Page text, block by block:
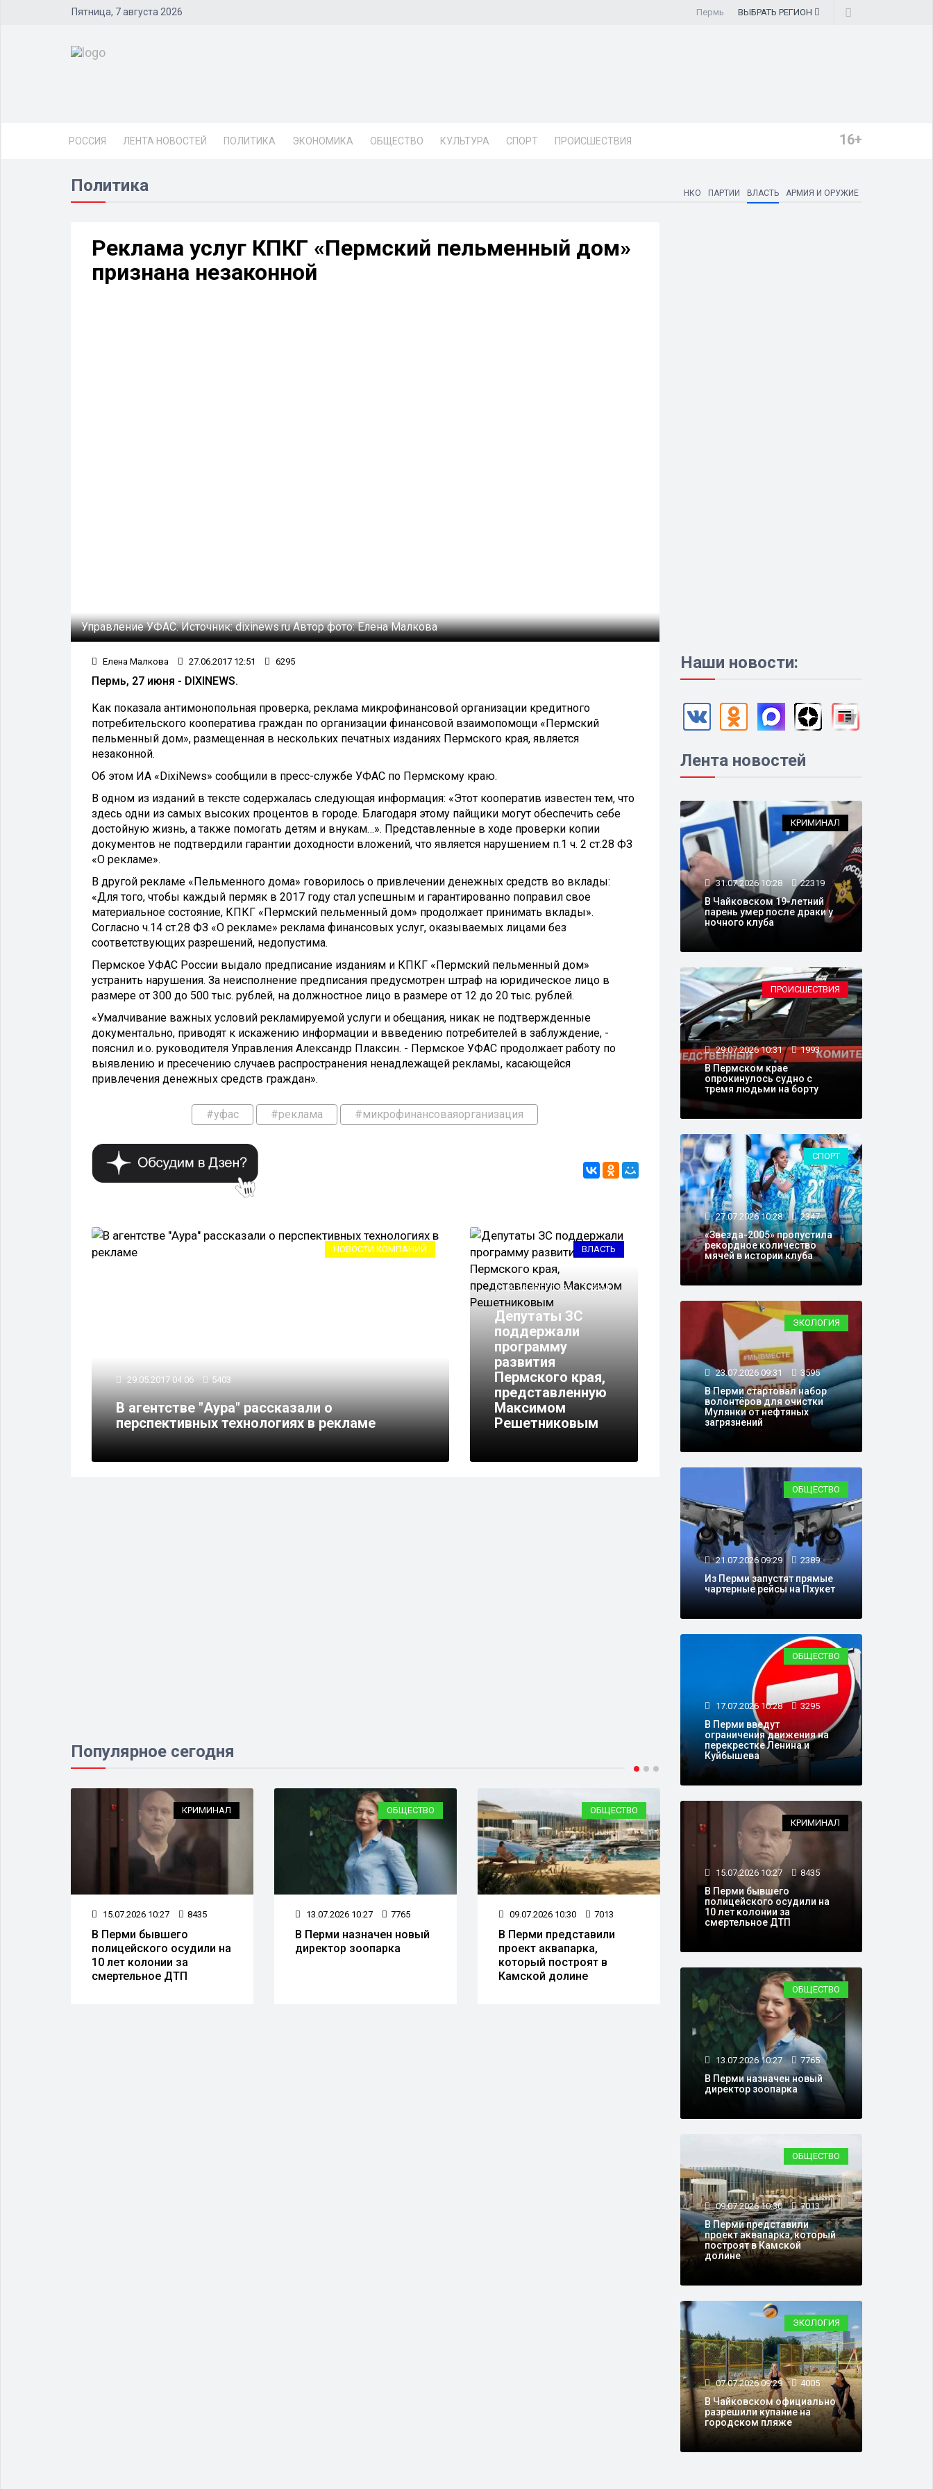
Пятница, 7 августа 2026 Пермь ВЫБРАТЬ РЕГИОН
РОССИЯ ЛЕНТА НОВОСТЕЙ ПОЛИТИКА ЭКОНОМИКА ОБЩЕСТВО КУЛЬТУРА СПОРТ ПРОИСШЕСТВИЯ 16+
Политика НКО ПАРТИИ ВЛАСТЬ АРМИЯ И ОРУЖИЕ
Реклама услуг КПКГ «Пермский пельменный дом»
признана незаконной
Управление УФАС.Источник:dixinews.ruАвтор фото:Елена Малкова
Елена Малкова 27.06.2017 12:51 6295
Пермь, 27 июня - DIXINEWS.
Как показала антимонопольная проверка, реклама микрофинансовой организации кредитного
потребительского кооператива граждан по организации финансовой взаимопомощи «Пермский
пельменный дом», размещенная в нескольких печатных изданиях Пермского края, является
незаконной.
Об этом ИА «DixiNews» сообщили в пресс-службе УФАС по Пермскому краю.
В одном из изданий в тексте содержалась следующая информация: «Этот кооператив известен тем, что
здесь одни из самых высоких процентов в городе. Благодаря этому пайщики могут обеспечить себе
достойную жизнь, а также помогать детям и внукам…». Представленные в ходе проверки копии
документов не подтвердили гарантии доходности вложений, что является нарушением п.1 ч. 2 ст.28 ФЗ
«О рекламе».
В другой рекламе «Пельменного дома» говорилось о привлечении денежных средств во вклады:
«Для того, чтобы каждый пермяк в 2017 году стал успешным и гарантированно поправил свое
материальное состояние, КПКГ «Пермский пельменный дом» продолжает принимать вклады».
Согласно ч.14 ст.28 ФЗ «О рекламе» реклама финансовых услуг, оказываемых лицами без
соответствующих разрешений, недопустима.
Пермское УФАС России выдало предписание изданиям и КПКГ «Пермский пельменный дом»
устранить нарушения. За неисполнение предписания предусмотрен штраф на юридическое лицо в
размере от 300 до 500 тыс. рублей, на должностное лицо в размере от 12 до 20 тыс. рублей.
«Умалчивание важных условий рекламируемой услуги и обещания, никак не подтвержденные
документально, приводят к искажению информации и ввведению потребителей в заблуждение, -
пояснил и.о. руководителя Управления Александр Плаксин. - Пермское УФАС продолжает работу по
выявлению и пресечению случаев распространения ненадлежащей рекламы, касающейся
привлечения денежных средств граждан».
#уфас #реклама #микрофинансоваяорганизация
НОВОСТИ КОМПАНИЙ
29.05.2017 04:06 5403
В агентстве "Аура" рассказали о
перспективных технологиях в рекламе
ВЛАСТЬ
09.06.2017 13:25 6824
Депутаты ЗС
поддержали
программу
развития
Пермского края,
представленную
Максимом
Решетниковым
Популярное сегодня
КРИМИНАЛ
15.07.2026 10:27 8435
В Перми бывшего
полицейского осудили на
10 лет колонии за
смертельное ДТП
ОБЩЕСТВО
13.07.2026 10:27 7765
В Перми назначен новый
директор зоопарка
ОБЩЕСТВО
09.07.2026 10:30 7013
В Перми представили
проект аквапарка,
который построят в
Камской долине
03.07.2026 10:30
Наши новости:
Лента новостей
КРИМИНАЛ
31.07.2026 10:28 22319
В Чайковском 19-летний
парень умер после драки у
ночного клуба
ПРОИСШЕСТВИЯ
29.07.2026 10:31 1993
В Пермском крае
опрокинулось судно с
тремя людьми на борту
СПОРТ
27.07.2026 10:28 2347
«Звезда-2005» пропустила
рекордное количество
мячей в истории клуба
ЭКОЛОГИЯ
23.07.2026 09:31 3595
В Перми стартовал набор
волонтёров для очистки
Мулянки от нефтяных
загрязнений
ОБЩЕСТВО
21.07.2026 09:29 2389
Из Перми запустят прямые
чартерные рейсы на Пхукет
ОБЩЕСТВО
17.07.2026 10:28 3295
В Перми введут
ограничения движения на
перекрестке Ленина и
Куйбышева
КРИМИНАЛ
15.07.2026 10:27 8435
В Перми бывшего
полицейского осудили на
10 лет колонии за
смертельное ДТП
ОБЩЕСТВО
13.07.2026 10:27 7765
В Перми назначен новый
директор зоопарка
ОБЩЕСТВО
09.07.2026 10:30 7013
В Перми представили
проект аквапарка, который
построят в Камской
долине
ЭКОЛОГИЯ
07.07.2026 09:29 4005
В Чайковском официально
разрешили купание на
городском пляже